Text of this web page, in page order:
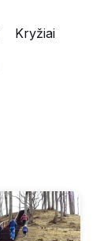
Kryžiai